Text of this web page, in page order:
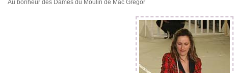
Au bonheur des Dames du Moulin de Mac Gregor